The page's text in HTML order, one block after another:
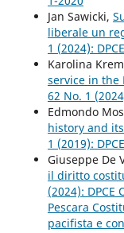
Jan Sawicki,
liberale un
1 (2024):
Karolina
service in the
62 No. 1
Edmondo
history and
1 (2019):
Giuseppe De
il diritto
(2024): DPCE
Pescara
pacifista e